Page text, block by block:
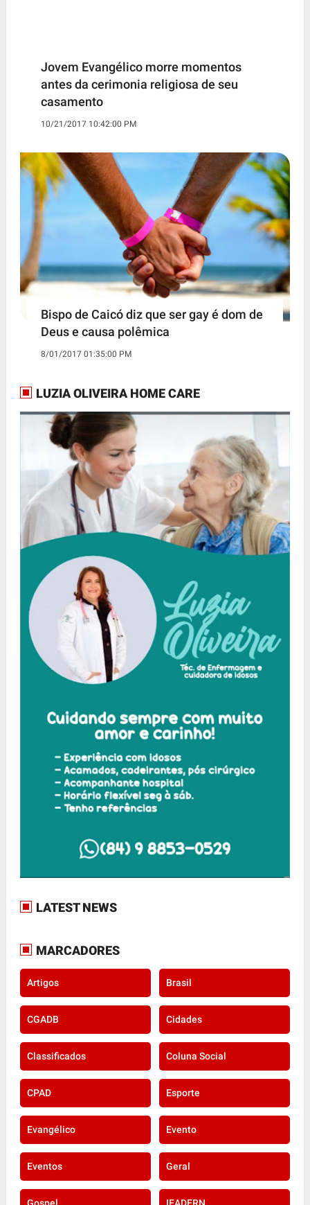
Jovem Evangélico morre momentos
antes da cerimonia religiosa de seu
casamento
10/21/2017 10:42:00 PM
Bispo de Caicó diz que ser gay é dom de
Deus e causa polêmica
8/01/2017 01:35:00 PM
LUZIA OLIVEIRA HOME CARE
LATEST NEWS
MARCADORES
Artigos Brasil
CGADB Cidades
Classificados Coluna Social
CPAD Esporte
Evangélico Evento
Eventos Geral
Gospel IEADERN